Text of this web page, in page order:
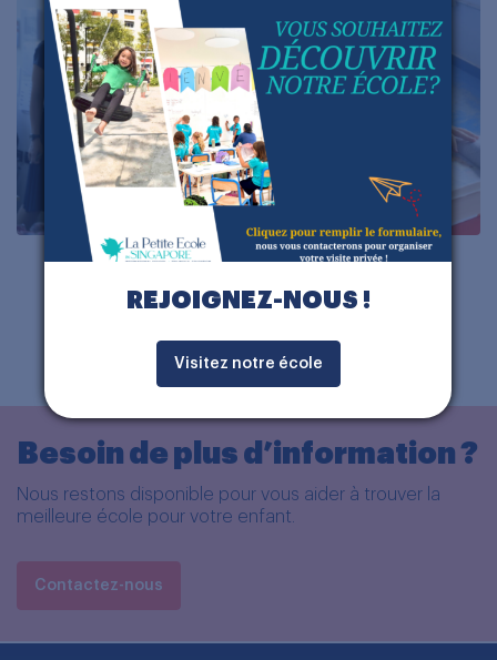
Découvrir l'EFIT
Besoin de plus d’information ?
Nous restons disponible pour vous aider à trouver la
meilleure école pour votre enfant.
Contactez-nous
REJOIGNEZ-NOUS !
Visitez notre école